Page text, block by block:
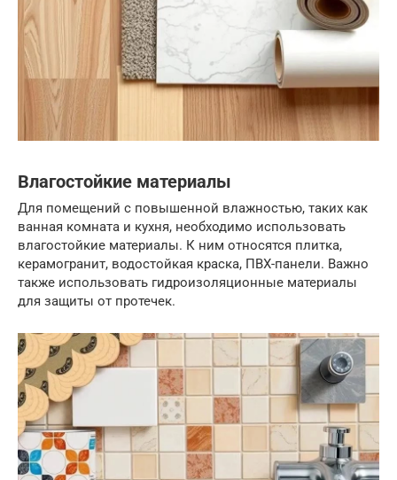
Влагостойкие материалы
Для помещений с повышенной влажностью, таких как
ванная комната и кухня, необходимо использовать
влагостойкие материалы. К ним относятся плитка,
керамогранит, водостойкая краска, ПВХ-панели. Важно
также использовать гидроизоляционные материалы
для защиты от протечек.